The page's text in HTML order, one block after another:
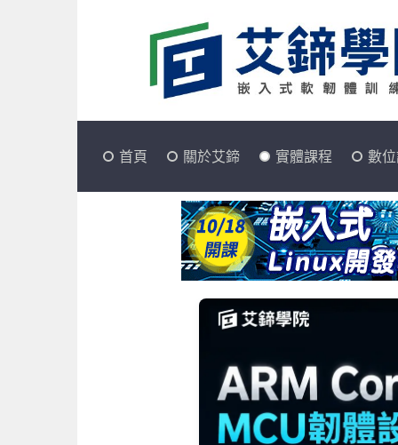
首頁 關於艾鍗 實體課程 數